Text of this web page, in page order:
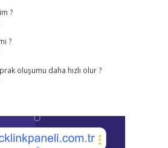
?
?
oluşumu daha hızlı olur ?